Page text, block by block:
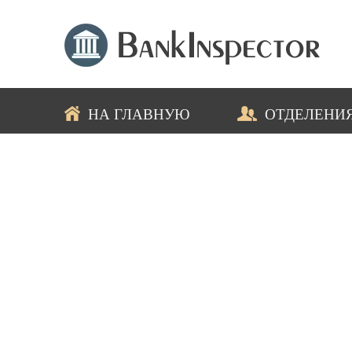
НА ГЛАВНУЮ